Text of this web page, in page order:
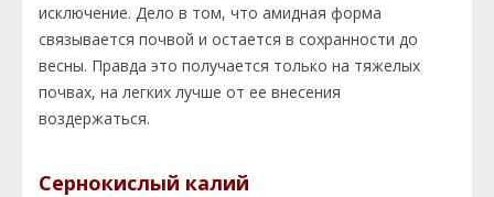
исключение. Дело в том, что амидная форма
связывается почвой и остается в сохранности до
весны. Правда это получается только на тяжелых
почвах, на легких лучше от ее внесения
воздержаться.
Сернокислый калий